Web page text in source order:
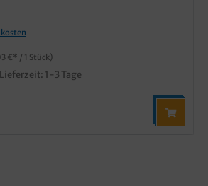
€* / 1 Stück)
1-3 Tage